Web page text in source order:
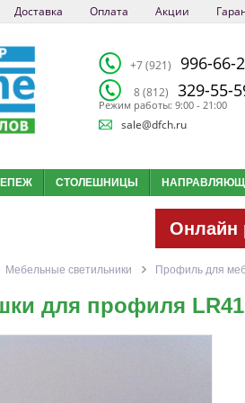
Доставка Оплата Акции
+7 (921) 996-66-
8 (812) 329-55-
Режим работы: 9:00 - 21:00
sale@dfch.ru
СТОЛЕШНИЦЫ
Онлайн
Мебельные светильники Профиль для
для профиля